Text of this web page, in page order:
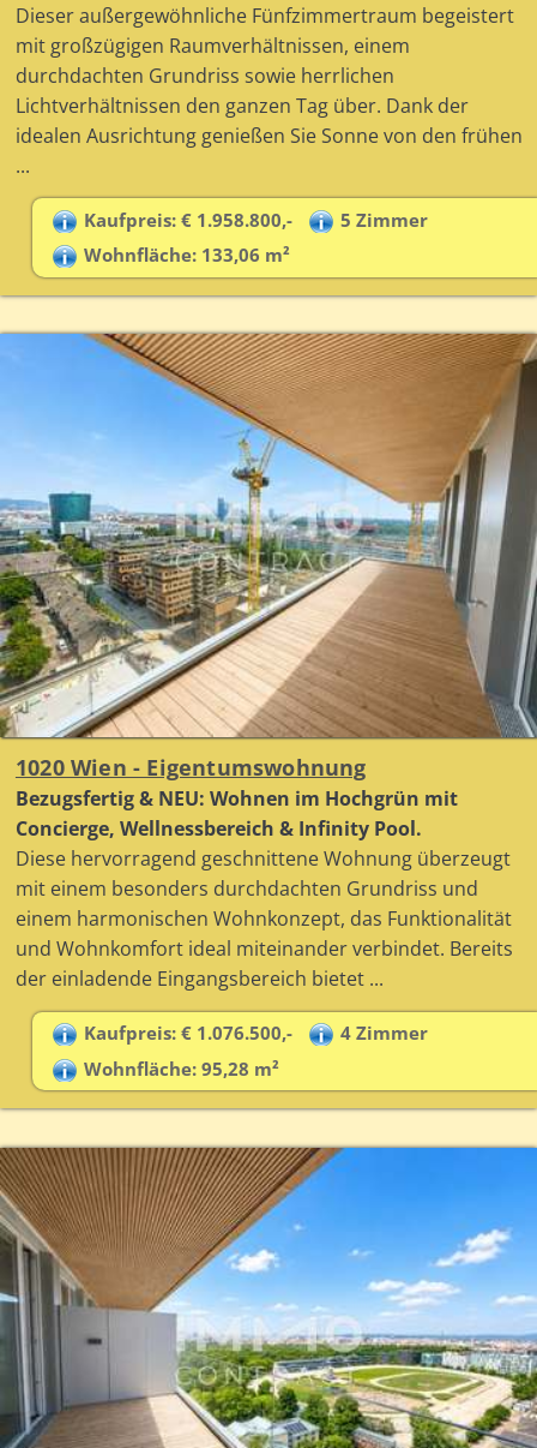
Dieser außergewöhnliche Fünfzimmertraum begeistert
mit großzügigen Raumverhältnissen, einem
durchdachten Grundriss sowie herrlichen
Lichtverhältnissen den ganzen Tag über. Dank der
idealen Ausrichtung genießen Sie Sonne von den frühen
...
Kaufpreis: € 1.958.800,-
5 Zimmer
Wohnfläche: 133,06 m²
1020 Wien - Eigentumswohnung
Bezugsfertig & NEU: Wohnen im Hochgrün mit
Concierge, Wellnessbereich & Infinity Pool.
Diese hervorragend geschnittene Wohnung überzeugt
mit einem besonders durchdachten Grundriss und
einem harmonischen Wohnkonzept, das Funktionalität
und Wohnkomfort ideal miteinander verbindet. Bereits
der einladende Eingangsbereich bietet ...
Kaufpreis: € 1.076.500,-
4 Zimmer
Wohnfläche: 95,28 m²